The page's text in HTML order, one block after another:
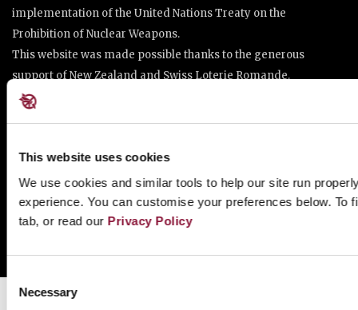
This website uses cookies
We use cookies and similar tools to help our site run
experience. You can customise your preferences below.
tab, or read our Privacy Policy
Consent
Selection
Necessary
implementation of the United Nations Treaty on the
Prohibition of Nuclear Weapons.
This website was made possible thanks to the generous
support of New Zealand and Swiss Loterie Romande.
Place de Cornavin 2, 1201 Genève, Switzerland
General inquiries: +41 22 788 20 63 (Geneva)
Privacy Policy
Made with NationBuilder